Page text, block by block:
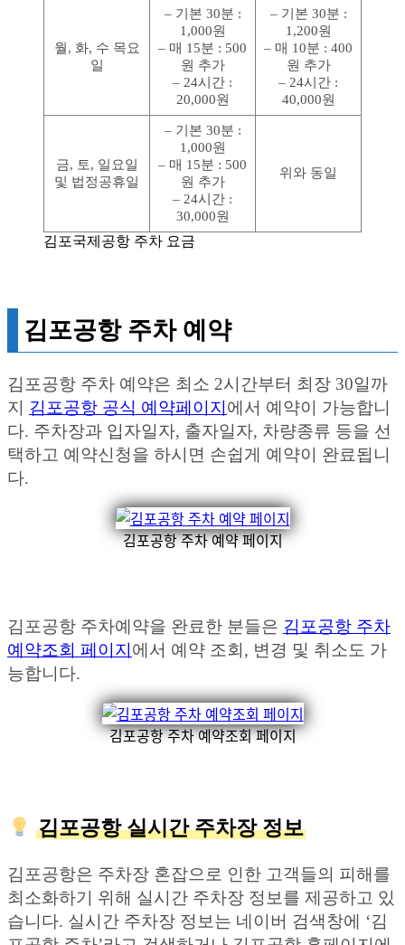
월, 화, 수 목요
일
– 기본 30분 :
1,000원
– 매 15분 : 500
원 추가
– 24시간 :
20,000원
– 기본 30분 :
1,200원
– 매 10분 : 400
원 추가
– 24시간 :
40,000원
금, 토, 일요일
및 법정공휴일
– 기본 30분 :
1,000원
– 매 15분 : 500
원 추가
– 24시간 :
30,000원
위와 동일
김포국제공항 주차 요금
김포공항 주차 예약
김포공항 주차 예약은 최소 2시간부터 최장 30일까
지 김포공항 공식 예약페이지 에서 예약이 가능합니
다. 주차장과 입자일자, 출자일자, 차량종류 등을 선
택하고 예약신청을 하시면 손쉽게 예약이 완료됩니
다.
김포공항 주차 예약 페이지
김포공항 주차예약을 완료한 분들은 김포공항 주차
예약조회 페이지 에서 예약 조회, 변경 및 취소도 가
능합니다.
김포공항 주차 예약조회 페이지
김포공항 실시간 주차장 정보
김포공항은 주차장 혼잡으로 인한 고객들의 피해를
최소화하기 위해 실시간 주차장 정보를 제공하고 있
습니다. 실시간 주차장 정보는 네이버 검색창에 ‘김